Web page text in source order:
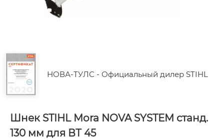
НОВА-ТУЛС - Официальный дилер STIHL
Шнек STIHL Mora NOVA SYSTEM станд.
130 мм для ВТ 45